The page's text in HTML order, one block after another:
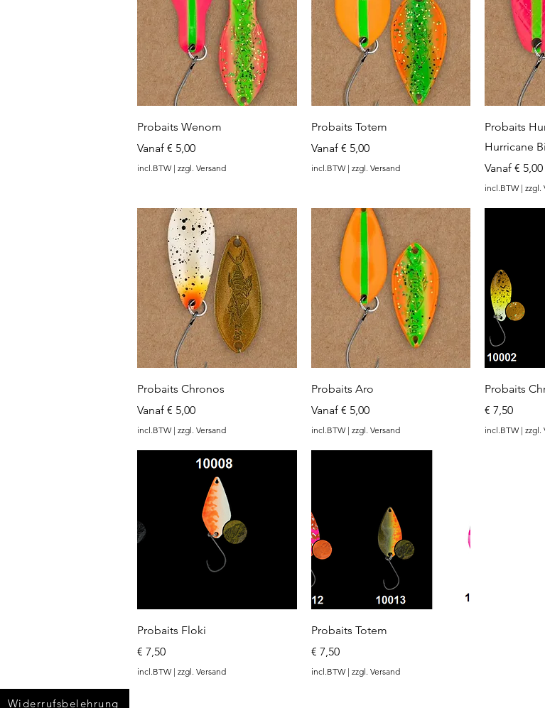
Snel overzicht
Probaits Wenom
Vanaf € 5,00
Verkoopprijs
incl.BTW | zzgl. Versand
Snel overzicht
Probaits Totem
Vanaf € 5,00
Verkoopprijs
incl.BTW | zzgl. Versand
Probaits
Hurricane
Vanaf € 5,00
Verkoopprijs
incl.BTW | zzgl.
Snel overzicht
Probaits Chronos
Vanaf € 5,00
Verkoopprijs
incl.BTW | zzgl. Versand
Snel overzicht
Probaits Aro
Vanaf € 5,00
Verkoopprijs
incl.BTW | zzgl. Versand
Probaits
Prijs
€ 7,50
incl.BTW | zzgl.
Snel overzicht
Probaits Floki
Prijs
€ 7,50
incl.BTW | zzgl. Versand
Snel overzicht
Probaits Totem
Prijs
€ 7,50
incl.BTW | zzgl. Versand
Widerrufsbelehrung